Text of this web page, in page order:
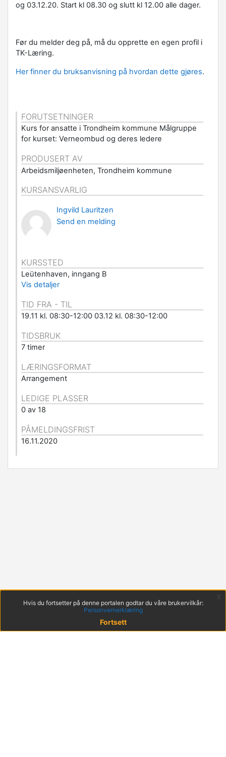
og 03.12.20. Start kl 08.30 og slutt kl 12.00 alle dager.
Før du melder deg på, må du opprette en egen profil i
TK-Læring.
Her finner du bruksanvisning på hvordan dette gjøres.
FORUTSETNINGER
Kurs for ansatte i Trondheim kommune Målgruppe
for kurset: Verneombud og deres ledere
PRODUSERT AV
Arbeidsmiljøenheten, Trondheim kommune
KURSANSVARLIG
Ingvild Lauritzen
Send en melding
KURSSTED
Leütenhaven, inngang B
Vis detaljer
TID FRA - TIL
19.11 kl. 08:30-12:00 03.12 kl. 08:30-12:00
TIDSBRUK
7 timer
LÆRINGSFORMAT
Arrangement
LEDIGE PLASSER
0 av 18
PÅMELDINGSFRIST
16.11.2020
Hvis du fortsetter på denne portalen godtar du våre brukervilkår:
Personvernerklæring
Fortsett
x